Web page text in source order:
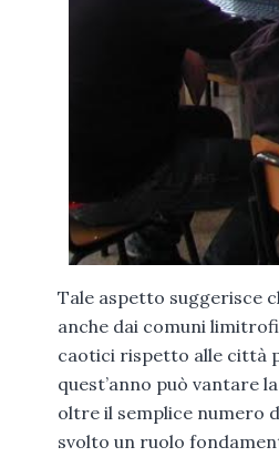
Tale aspetto suggerisce
anche dai comuni
caotici rispetto alle città
quest’anno può vantare
oltre il semplice numero
svolto un ruolo